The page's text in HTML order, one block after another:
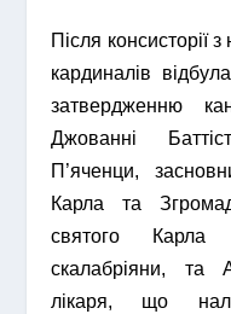
Після консисторії
кардиналів
затвердженню
Джованні
П’яченци,
Карла та
святого
скалабріяни, та
лікаря, що